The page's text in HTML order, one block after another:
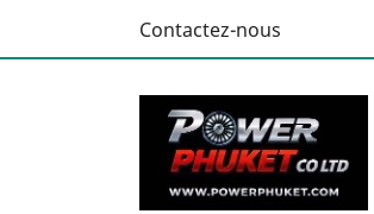
Contactez-nous